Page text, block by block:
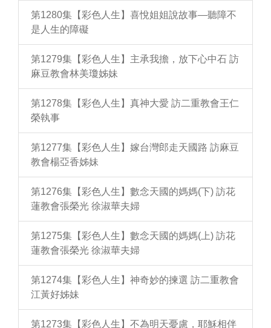
第1280集【彩色人生】喜悅姐姐說故事—聽障不
是人生的障礙
第1279集【彩色人生】主承我擔，放下心中石 訪
麻豆教會林美瓊姊妹
第1278集【彩色人生】真神大愛 訪二重教會王仁
榮執事
第1277集【彩色人生】嫁台灣郎走天國路 訪麻豆
教會楊亞香姊妹
第1276集【彩色人生】數念天國的媽媽(下) 訪花
蓮教會張榮光 徐淑華夫婦
第1275集【彩色人生】數念天國的媽媽(上) 訪花
蓮教會張榮光 徐淑華夫婦
第1274集【彩色人生】神奇妙的揀選 訪二重教會
江黃好姊妹
第1273集【彩色人生】不為明天憂慮，耶穌相伴